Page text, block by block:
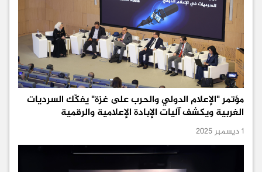
مؤتمر "الإعلام الدولي والحرب على غزة" يفكّك السرديات
الغربية ويكشف آليات الإبادة الإعلامية والرقمية
1 ديسمبر 2025